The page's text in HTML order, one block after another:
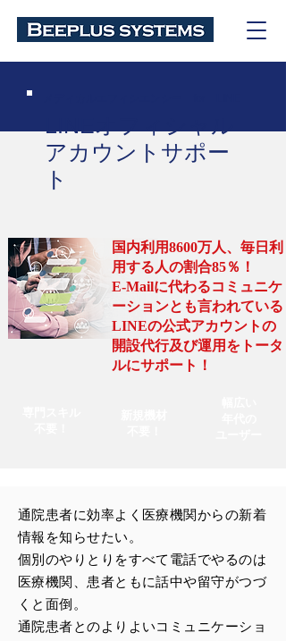
LINEオフィシャル
アカウントサポー
ト
国内利用8600万人、毎日利
用する人の割合85％！
E-Mailに代わるコミュニケ
ーションとも言われている
LINEの公式アカウントの
開設代行及び運用をトータ
ルにサポート！
通院患者に効率よく医療機関からの新着
情報を知らせたい。
個別のやりとりをすべて電話でやるのは
医療機関、患者ともに話中や留守がつづ
くと面倒。
通院患者とのよりよいコミュニケーショ